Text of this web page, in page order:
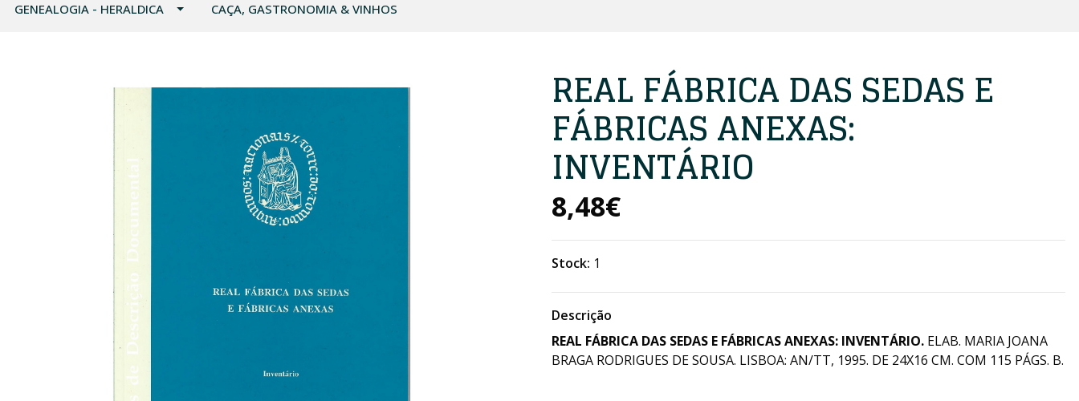
GENEALOGIA - HERALDICA CAÇA, GASTRONOMIA & VINHOS
REAL FÁBRICA DAS SEDAS E
FÁBRICAS ANEXAS:
INVENTÁRIO
8,48€
Stock: 1
Descrição
REAL FÁBRICA DAS SEDAS E FÁBRICAS ANEXAS: INVENTÁRIO. ELAB. MARIA JOANA
BRAGA RODRIGUES DE SOUSA. LISBOA: AN/TT, 1995. DE 24X16 CM. COM 115 PÁGS. B.